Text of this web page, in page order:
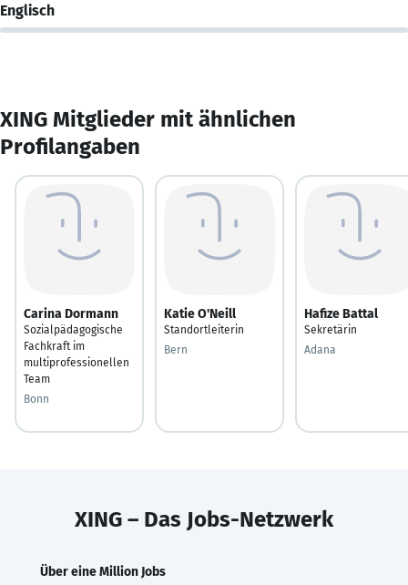
Englisch
XING Mitglieder mit ähnlichen
Profilangaben
Carina Dormann
Sozialpädagogische
Fachkraft im
multiprofessionellen
Team
Bonn
Katie O'Neill
Standortleiterin
Bern
Hafize Battal
Sekretärin
Adana
XING – Das Jobs-Netzwerk
Über eine Million Jobs